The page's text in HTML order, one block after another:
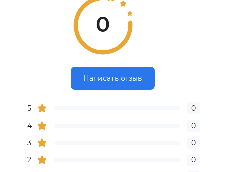
0
Написать отзыв
5
0
4
0
3
0
2
0